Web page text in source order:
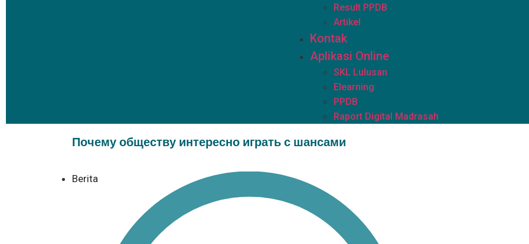
Result PPDB
Artikel
Kontak
Aplikasi Online
SKL Lulusan
Elearning
PPDB
Raport Digital Madrasah
Почему обществу интересно играть с шансами
Berita